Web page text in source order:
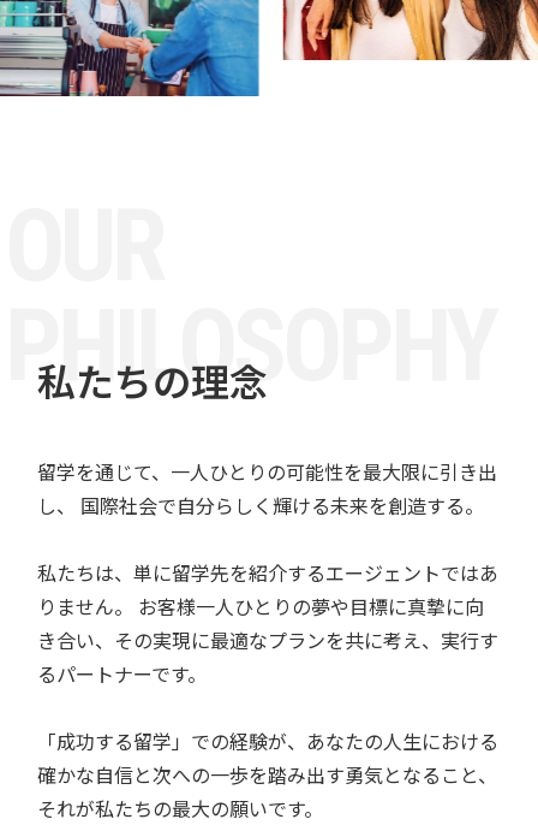
PHILOS
私たちの理念
留学を通じて、一人ひとりの可能性を最大限に引き出
し、 国際社会で自分らしく輝ける未来を創造する。
私たちは、単に留学先を紹介するエージェントではあ
りません。 お客様一人ひとりの夢や目標に真摯に向
き合い、その実現に最適なプランを共に考え、実行す
るパートナーです。
「成功する留学」での経験が、あなたの人生における
確かな自信と次への一歩を踏み出す勇気となること、
それが私たちの最大の願いです。